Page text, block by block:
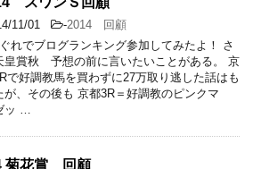
11/01 -2014 回顧
れでブログランキング参加してみたよ！ さ
皇賞秋 予想の前に言いたいことがある。 京
で好調教馬を買わずに27万取り逃した話はも
が、その後も 京都3R＝好調教のピンクマ
ッ …
菊花賞 回顧